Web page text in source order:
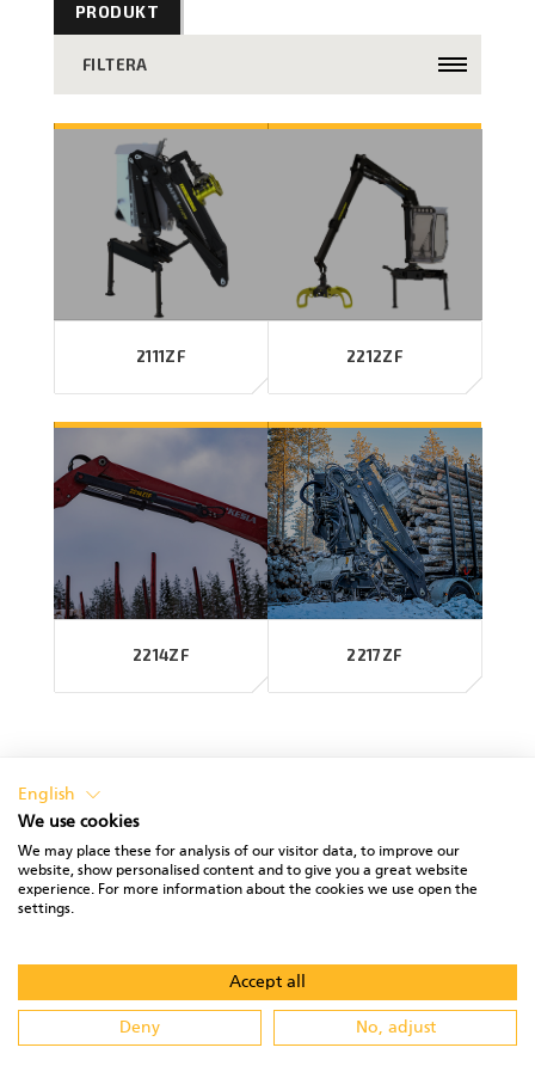
PRODUKT
FILTERA
2111ZF 2212ZF
2214ZF 2217ZF
TERMS OF USE
English
We use cookies
We may place these for analysis of our visitor data, to improve our
website, show personalised content and to give you a great website
experience. For more information about the cookies we use open the
settings.
Accept all
Deny No, adjust